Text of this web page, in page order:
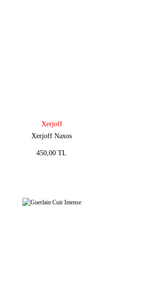
Xerjoff
Xerjoff Naxos
450,00 TL